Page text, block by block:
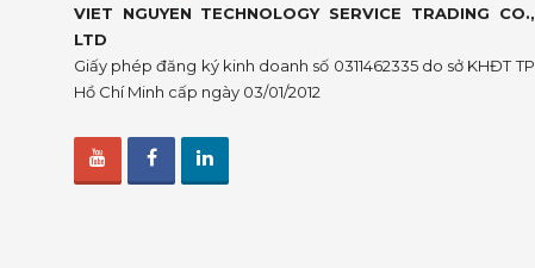
VIET NGUYEN TECHNOLOGY SERVICE TRADING CO.,
LTD
Giấy phép đăng ký kinh doanh số 0311462335 do sở KHĐT TP
Hồ Chí Minh cấp ngày 03/01/2012